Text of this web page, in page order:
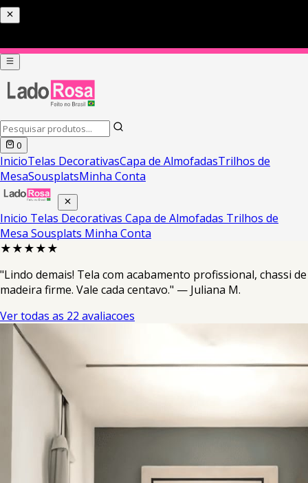
0
InicioTelas DecorativasCapa de AlmofadasTrilhos de
MesaSousplatsMinha Conta
Inicio Telas Decorativas Capa de Almofadas Trilhos de
Mesa Sousplats Minha Conta
★★★★★
"Lindo demais! Tela com acabamento profissional, chassi de
madeira firme. Vale cada centavo." — Juliana M.
Ver todas as 22 avaliacoes